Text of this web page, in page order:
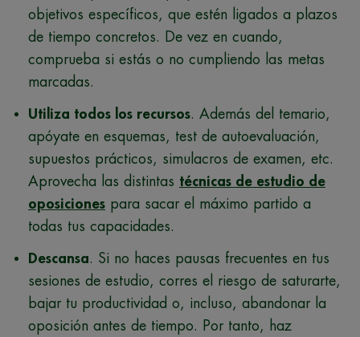
objetivos específicos, que estén ligados a plazos
de tiempo concretos. De vez en cuando,
comprueba si estás o no cumpliendo las metas
marcadas.
Utiliza todos los recursos. Además del temario,
apóyate en esquemas, test de autoevaluación,
supuestos prácticos, simulacros de examen, etc.
Aprovecha las distintas técnicas de estudio de
oposiciones para sacar el máximo partido a
todas tus capacidades.
Descansa. Si no haces pausas frecuentes en tus
sesiones de estudio, corres el riesgo de saturarte,
bajar tu productividad o, incluso, abandonar la
oposición antes de tiempo. Por tanto, haz